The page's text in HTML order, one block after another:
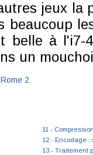
jeux la
belle à l'i7-
un
2
11 -
12 - Encodage :
13 - Traitement